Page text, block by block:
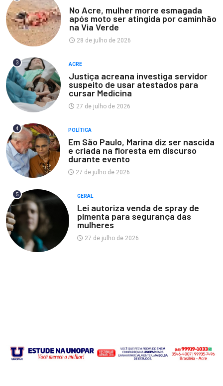
No Acre, mulher morre esmagada
após moto ser atingida por caminhão
na Via Verde
28 de julho de 2026
3 ACRE
Justiça acreana investiga servidor
suspeito de usar atestados para
cursar Medicina
27 de julho de 2026
4 POLÍTICA
Em São Paulo, Marina diz ser nascida
e criada na floresta em discurso
durante evento
27 de julho de 2026
5 GERAL
Lei autoriza venda de spray de
pimenta para segurança das
mulheres
27 de julho de 2026